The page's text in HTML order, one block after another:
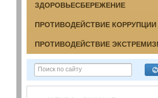
ЗДОРОВЬЕСБЕРЕЖЕНИЕ
ПРОТИВОДЕЙСТВИЕ КОРРУПЦИИ
ПРОТИВОДЕЙСТВИЕ